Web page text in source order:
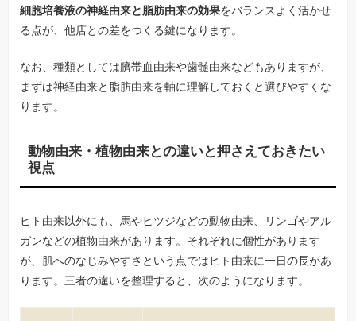
細胞培養液の神経由来と脂肪由来の効果をバランスよく活かせ
る点が、他店との差をつくる鍵になります。
なお、種類としては臍帯血由来や歯髄由来などもありますが、
まずは神経由来と脂肪由来を軸に理解しておくと選びやすくな
ります。
動物由来・植物由来との違いと押さえておきたい
視点
ヒト由来以外にも、馬やヒツジなどの動物由来、リンゴやアル
ガンなどの植物由来があります。それぞれに個性があります
が、肌へのなじみやすさという点ではヒト由来に一日の長があ
ります。三者の違いを整理すると、次のようになります。